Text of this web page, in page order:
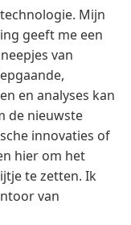
Mijn
geeft me een
van
en analyses kan
de nieuwste
innovaties of
hier om het
te zetten. Ik
van